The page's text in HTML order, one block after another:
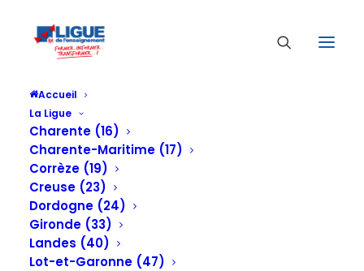
Accueil
La Ligue
Charente (16)
Charente-Maritime (17)
Corrèze (19)
Creuse (23)
Dordogne (24)
Gironde (33)
Landes (40)
Lot-et-Garonne (47)